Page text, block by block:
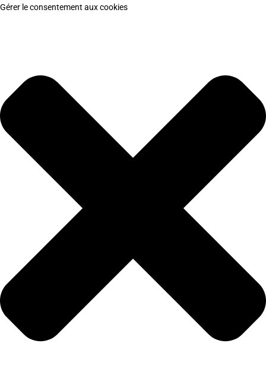
Gérer le consentement aux cookies